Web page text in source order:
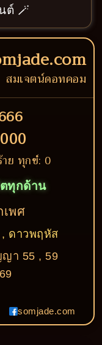
ต์ 🪄
สมเจตน์ดอทคอม
ย ทุกข์: 0
ตทุกด้าน
เพศ
, ดาวพฤหัส
า 55 , 59
somjade.com